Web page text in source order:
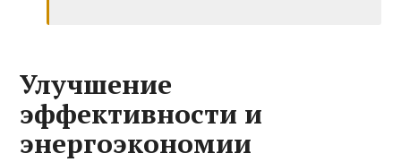
Улучшение
эффективности и
энергоэкономии